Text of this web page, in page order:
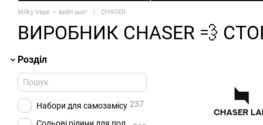
Milky Vape — вейп шоп CHASER
ВИРОБНИК CHASER 💨
Розділ
Набори для самозамісу 237